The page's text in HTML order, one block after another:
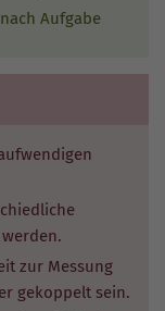
Aufgabe
zur Messung
gekoppelt sein.